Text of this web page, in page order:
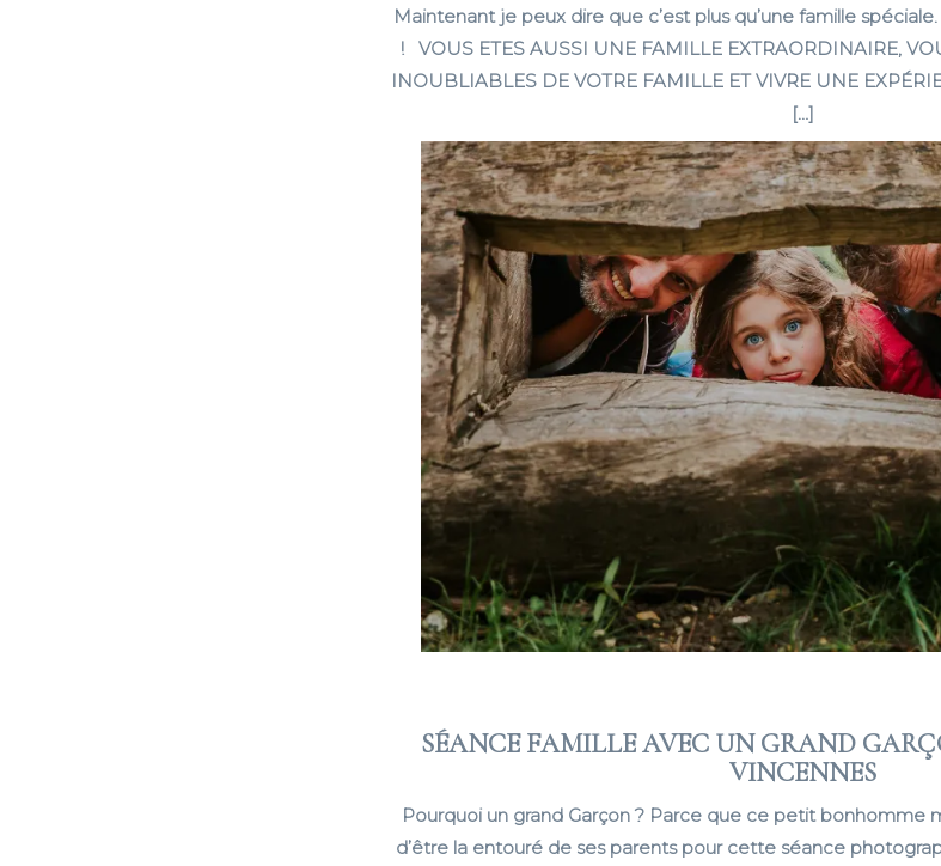
Maintenant je peux dire que c’est plus qu’une famille
! VOUS ETES AUSSI UNE FAMILLE EXTRAORDINAIRE,
INOUBLIABLES DE VOTRE FAMILLE ET VIVRE UNE
[…]
SÉANCE FAMILLE AVEC UN GRAND
VINCENNES
Pourquoi un grand Garçon ? Parce que ce petit bonhomme
d’être la entouré de ses parents pour cette séance